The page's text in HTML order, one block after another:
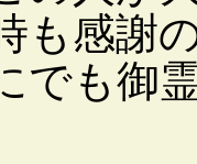
も感謝
でも御